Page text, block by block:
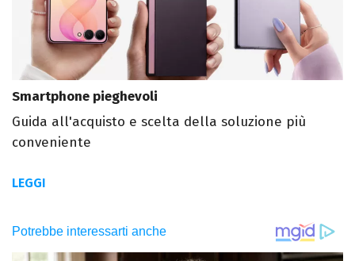
Smartphone pieghevoli
Guida all'acquisto e scelta della soluzione più
conveniente
LEGGI